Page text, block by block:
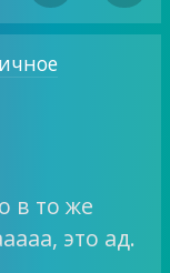
в то же
это ад.